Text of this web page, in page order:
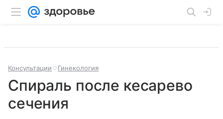
Консультации Гинекология
Спираль после кесарево
сечения